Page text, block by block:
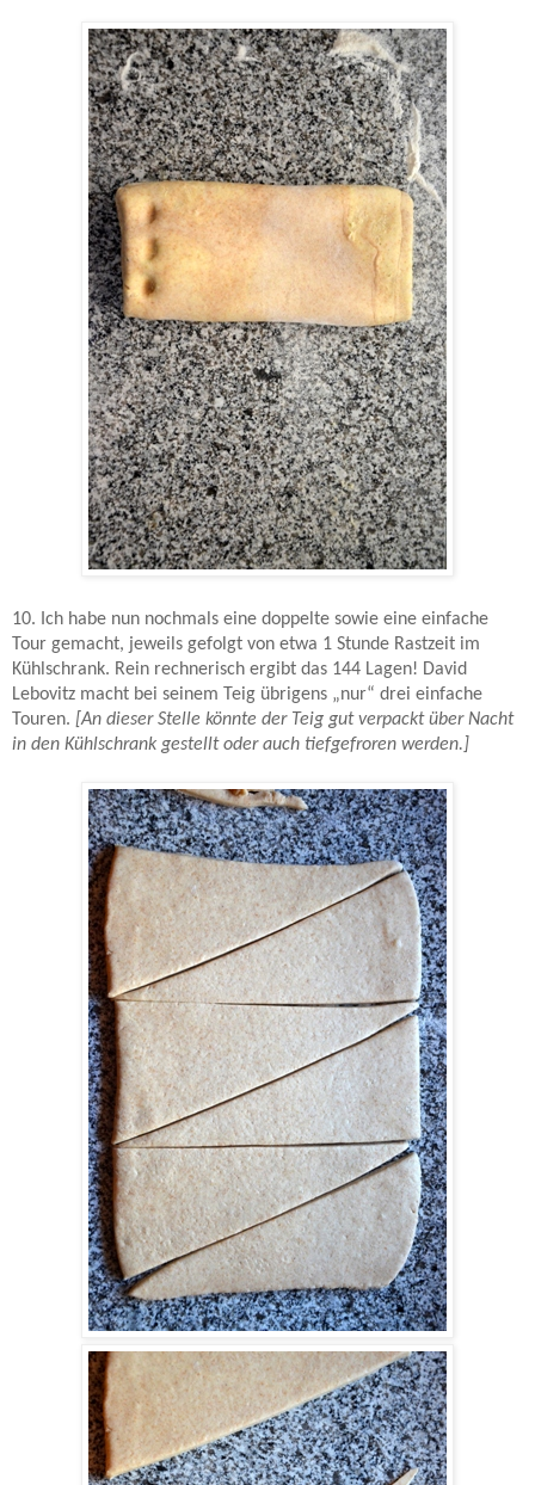
10. Ich habe nun nochmals eine doppelte sowie eine einfache
Tour gemacht, jeweils gefolgt von etwa 1 Stunde Rastzeit im
Kühlschrank. Rein rechnerisch ergibt das 144 Lagen! David
Lebovitz macht bei seinem Teig übrigens „nur“ drei einfache
Touren. [An dieser Stelle könnte der Teig gut verpackt über Nacht
in den Kühlschrank gestellt oder auch tiefgefroren werden.]